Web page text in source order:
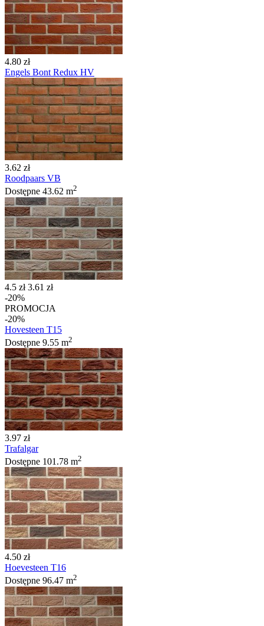
4.80 zł
Engels Bont Redux HV
3.62 zł
Roodpaars VB
Dostępne 43.62 m2
4.5 zł 3.61 zł
-20%
PROMOCJA
-20%
Hovesteen T15
Dostępne 9.55 m2
3.97 zł
Trafalgar
Dostępne 101.78 m2
4.50 zł
Hoevesteen T16
Dostępne 96.47 m2